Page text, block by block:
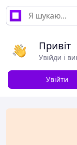
Привіт
Увійди і
Увійти